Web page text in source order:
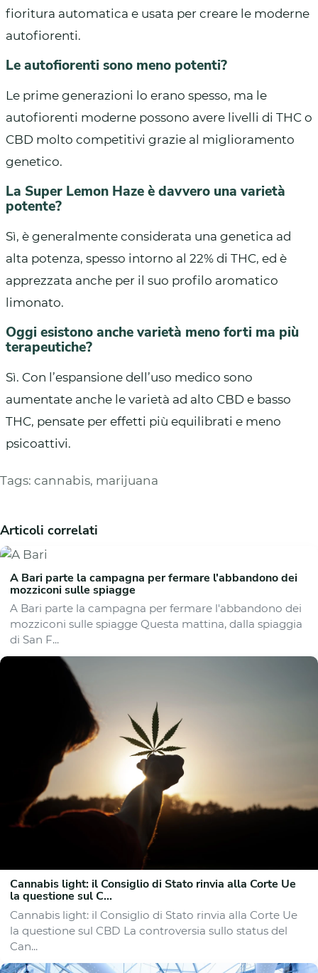
fioritura automatica e usata per creare le moderne
autofiorenti.
Le autofiorenti sono meno potenti?
Le prime generazioni lo erano spesso, ma le
autofiorenti moderne possono avere livelli di THC o
CBD molto competitivi grazie al miglioramento
genetico.
La Super Lemon Haze è davvero una varietà
potente?
Sì, è generalmente considerata una genetica ad
alta potenza, spesso intorno al 22% di THC, ed è
apprezzata anche per il suo profilo aromatico
limonato.
Oggi esistono anche varietà meno forti ma più
terapeutiche?
Sì. Con l’espansione dell’uso medico sono
aumentate anche le varietà ad alto CBD e basso
THC, pensate per effetti più equilibrati e meno
psicoattivi.
Tags: cannabis, marijuana
Articoli correlati
A Bari parte la campagna per fermare l'abbandono dei
mozziconi sulle spiagge
A Bari parte la campagna per fermare l'abbandono dei
mozziconi sulle spiagge Questa mattina, dalla spiaggia
di San F...
Cannabis light: il Consiglio di Stato rinvia alla Corte Ue
la questione sul C...
Cannabis light: il Consiglio di Stato rinvia alla Corte Ue
la questione sul CBD La controversia sullo status del
Can...